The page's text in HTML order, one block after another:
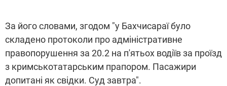
За його словами, згодом "у Бахчисараї було
складено протоколи про адміністративне
правопорушення за 20.2 на п'ятьох водіїв за проїзд
з кримськотатарським прапором. Пасажири
допитані як свідки. Суд завтра".